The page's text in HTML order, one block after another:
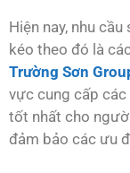
Hiện nay, nhu
kéo theo đó là
Trường Sơn
vực cung cấp các
tốt nhất cho
đảm bảo các ưu